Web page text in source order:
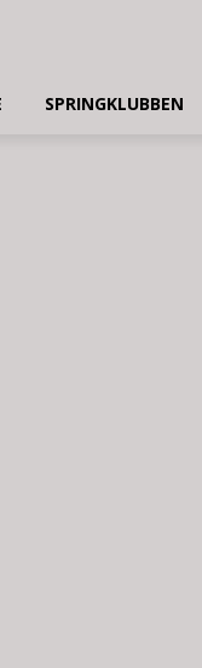
SPRINGKLUBBEN